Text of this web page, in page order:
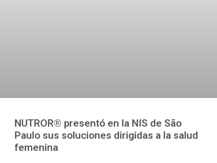
NUTROR® presentó en la NIS de São
Paulo sus soluciones dirigidas a la salud
femenina